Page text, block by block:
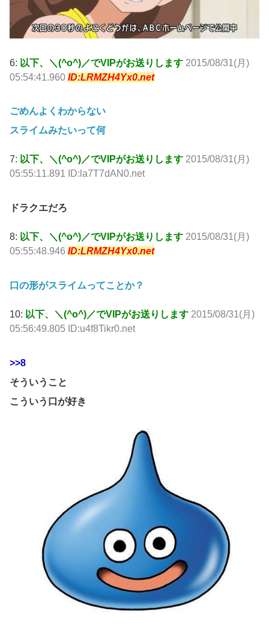
6: 以下、＼(^o^)／でVIPがお送りします 2015/08/31(月)
05:54:41.960 ID:LRMZH4Yx0.net
ごめんよくわからない
スライムみたいって何
7: 以下、＼(^o^)／でVIPがお送りします 2015/08/31(月)
05:55:11.891 ID:la7T7dAN0.net
ドラクエだろ
8: 以下、＼(^o^)／でVIPがお送りします 2015/08/31(月)
05:55:48.946 ID:LRMZH4Yx0.net
口の形がスライムってことか？
10: 以下、＼(^o^)／でVIPがお送りします 2015/08/31(月)
05:56:49.805 ID:u4f8Tikr0.net
>>8
そういうこと
こういう口が好き